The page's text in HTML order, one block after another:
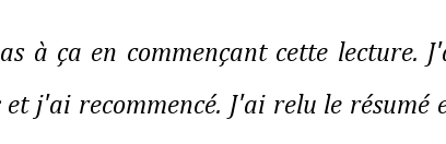
à ça en commençant cette lecture.
j'ai recommencé. J'ai relu le résumé